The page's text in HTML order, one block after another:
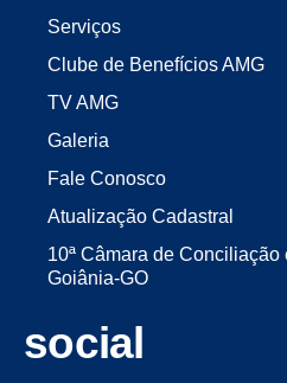
Serviços
Clube de Benefícios AMG
TV AMG
Galeria
Fale Conosco
Atualização Cadastral
10ª Câmara de Conciliação
Goiânia-GO
social